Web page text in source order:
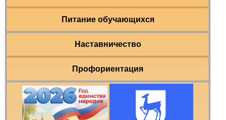
Питание обучающихся
Наставничество
Профориентация